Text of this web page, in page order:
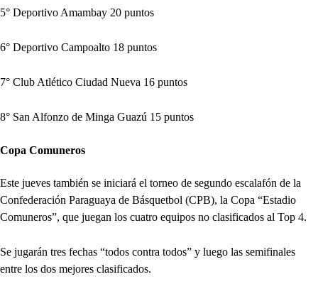
5° Deportivo Amambay 20 puntos
6° Deportivo Campoalto 18 puntos
7° Club Atlético Ciudad Nueva 16 puntos
8° San Alfonzo de Minga Guazú 15 puntos
Copa Comuneros
Este jueves también se iniciará el torneo de segundo escalafón de la
Confederación Paraguaya de Básquetbol (CPB), la Copa “Estadio
Comuneros”, que juegan los cuatro equipos no clasificados al Top 4.
Se jugarán tres fechas “todos contra todos” y luego las semifinales
entre los dos mejores clasificados.